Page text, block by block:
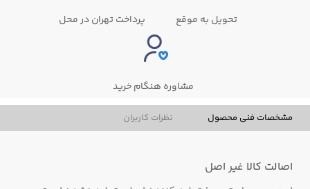
تحویل به موقع پرداخت تهران در محل
مشاوره هنگام خرید
مشخصات فنی محصول نظرات کاربران
اصالت کالا غیر اصل